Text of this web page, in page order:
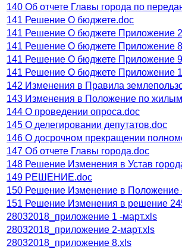
140 Об отчете Главы города по
141 Решение О бюджете.doc
141 Решение О бюджете Приложение
141 Решение О бюджете Приложение
141 Решение О бюджете Приложение
141 Решение О бюджете Приложение
142 Изменения в Правила
143 Изменения в Положение по
144 О проведении опроса.doc
145 О делегировании депутатов.doc
146 О досрочном прекращении
147 Об отчете Главы города.doc
148 Решение Изменения в Устав
149 РЕШЕНИЕ.doc
150 Решение Изменение в Положение
151 Решение Изменения в решение
28032018_приложение 1 -март.xls
28032018_приложение 2-март.xls
28032018_приложение 8.xls